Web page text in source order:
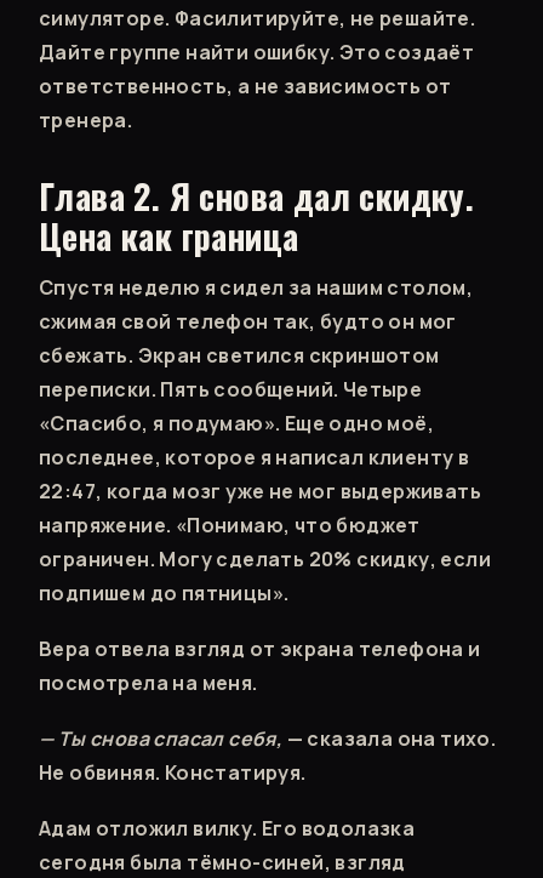
симуляторе. Фасилитируйте, не решайте.
Дайте группе найти ошибку. Это создаёт
ответственность, а не зависимость от
тренера.
Глава 2. Я снова дал скидку.
Цена как граница
Спустя неделю я сидел за нашим столом,
сжимая свой телефон так, будто он мог
сбежать. Экран светился скриншотом
переписки. Пять сообщений. Четыре
«Спасибо, я подумаю». Еще одно моё,
последнее, которое я написал клиенту в
22:47, когда мозг уже не мог выдерживать
напряжение. «Понимаю, что бюджет
ограничен. Могу сделать 20% скидку, если
подпишем до пятницы».
Вера отвела взгляд от экрана телефона и
посмотрела на меня.
— Ты снова спасал себя, — сказала она тихо.
Не обвиняя. Констатируя.
Адам отложил вилку. Его водолазка
сегодня была тёмно-синей, взгляд